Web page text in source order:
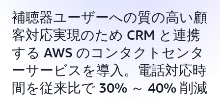
補聴器ユーザーへの質の高い顧
客対応実現のため CRM と連携
する AWS のコンタクトセンタ
ーサービスを導入。電話対応時
間を従来比で 30% ～ 40% 削減